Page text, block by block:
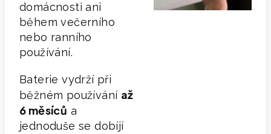
domácnosti ani
během večerního
nebo ranního
používání.
Baterie vydrží při
běžném používání až
6 měsíců a
jednoduše se dobíjí